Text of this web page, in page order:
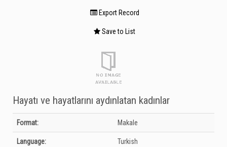
Export Record
Save to List
Hayatı ve hayatlarını aydınlatan kadınlar
Bibliographic Details
Format: Makale
Language: Turkish